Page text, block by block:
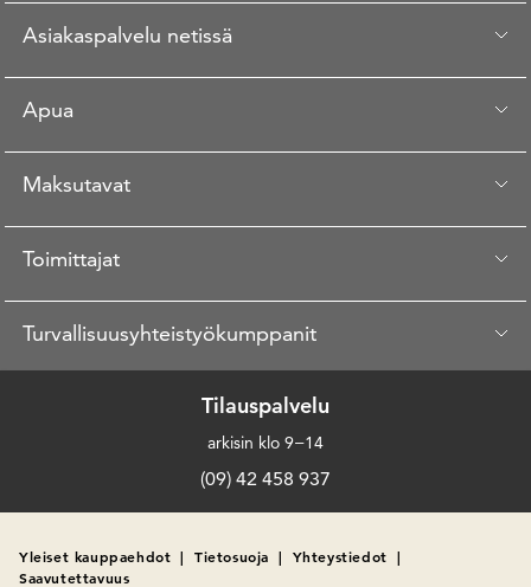
Asiakaspalvelu netissä
Apua
Maksutavat
Toimittajat
Turvallisuusyhteistyökumppanit
Tilauspalvelu
arkisin klo 9−14
(09) 42 458 937
Yleiset kauppaehdot | Tietosuoja | Yhteystiedot |
Saavutettavuus